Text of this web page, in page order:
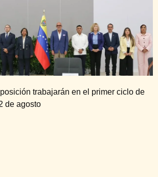
trabajarán en el primer ciclo de
de agosto